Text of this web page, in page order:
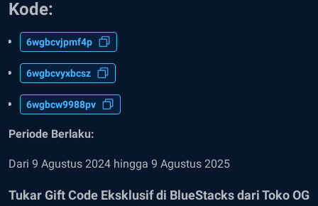
Kode:
6wgbcvjpmf4p
6wgbcvyxbcsz
6wgbcw9988pv
Periode Berlaku:
Dari 9 Agustus 2024 hingga 9 Agustus 2025
Tukar Gift Code Eksklusif di BlueStacks dari Toko OG